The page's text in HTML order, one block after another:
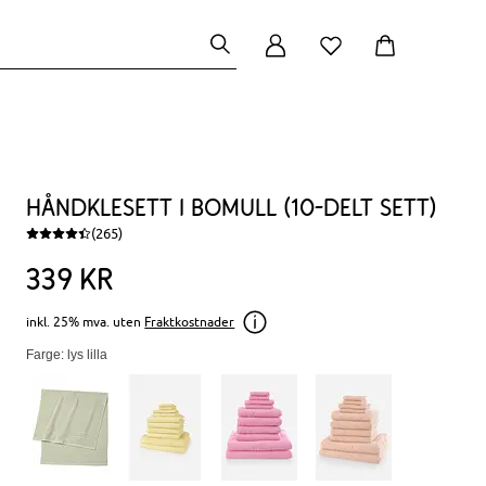
Håndklesett i bomull (10-delt sett)
(265)
339 kr
inkl. 25% mva. uten Fraktkostnader
Farge: lys lilla